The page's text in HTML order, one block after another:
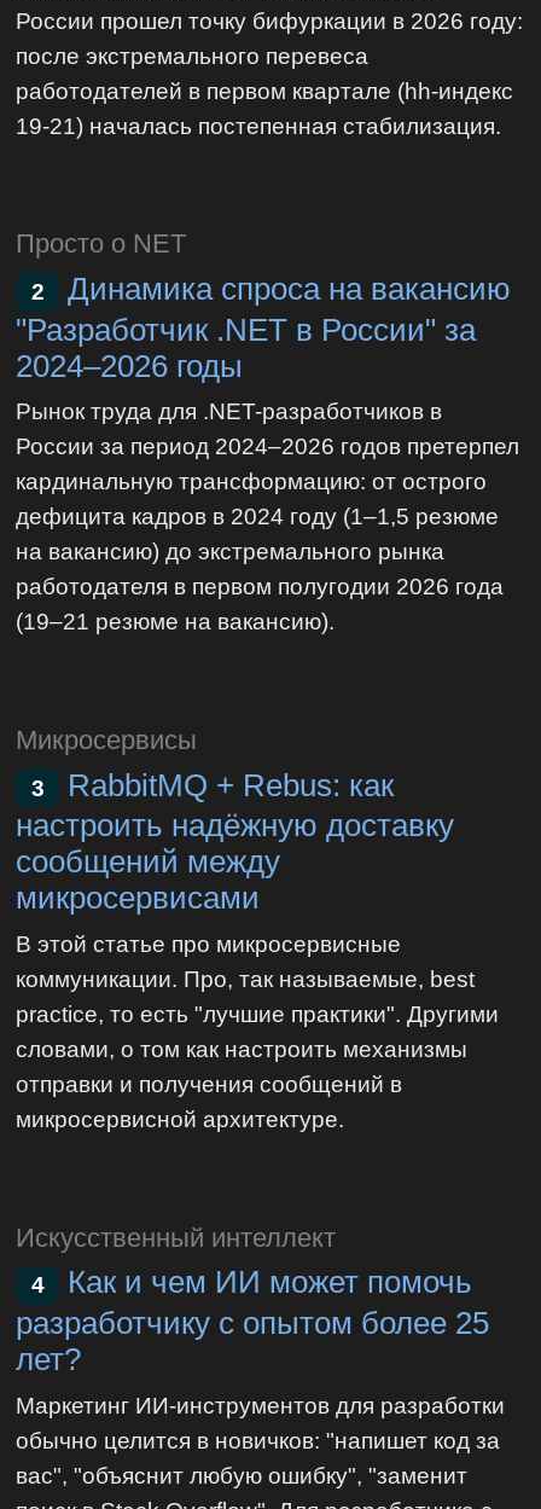
России прошел точку бифуркации в 2026 году:
после экстремального перевеса
работодателей в первом квартале (hh-индекс
19-21) началась постепенная стабилизация.
Просто о NET
2
Динамика спроса на вакансию
"Разработчик .NET в России" за
2024–2026 годы
Рынок труда для .NET-разработчиков в
России за период 2024–2026 годов претерпел
кардинальную трансформацию: от острого
дефицита кадров в 2024 году (1–1,5 резюме
на вакансию) до экстремального рынка
работодателя в первом полугодии 2026 года
(19–21 резюме на вакансию).
Микросервисы
3
RabbitMQ + Rebus: как
настроить надёжную доставку
сообщений между
микросервисами
В этой статье про микросервисные
коммуникации. Про, так называемые, best
practice, то есть "лучшие практики". Другими
словами, о том как настроить механизмы
отправки и получения сообщений в
микросервисной архитектуре.
Искусственный интеллект
4
Как и чем ИИ может помочь
разработчику с опытом более 25
лет?
Маркетинг ИИ-инструментов для разработки
обычно целится в новичков: "напишет код за
вас", "объяснит любую ошибку", "заменит